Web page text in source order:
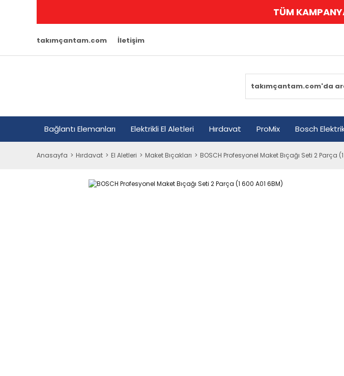
TÜM
takımçantam.com İletişim
Bağlantı Elemanları Elektrikli El Aletleri Hırdavat ProMix Bosch
Anasayfa Hırdavat El Aletleri Maket Bıçakları BOSCH Profesyonel Maket Bıçağı Seti 2 Parça